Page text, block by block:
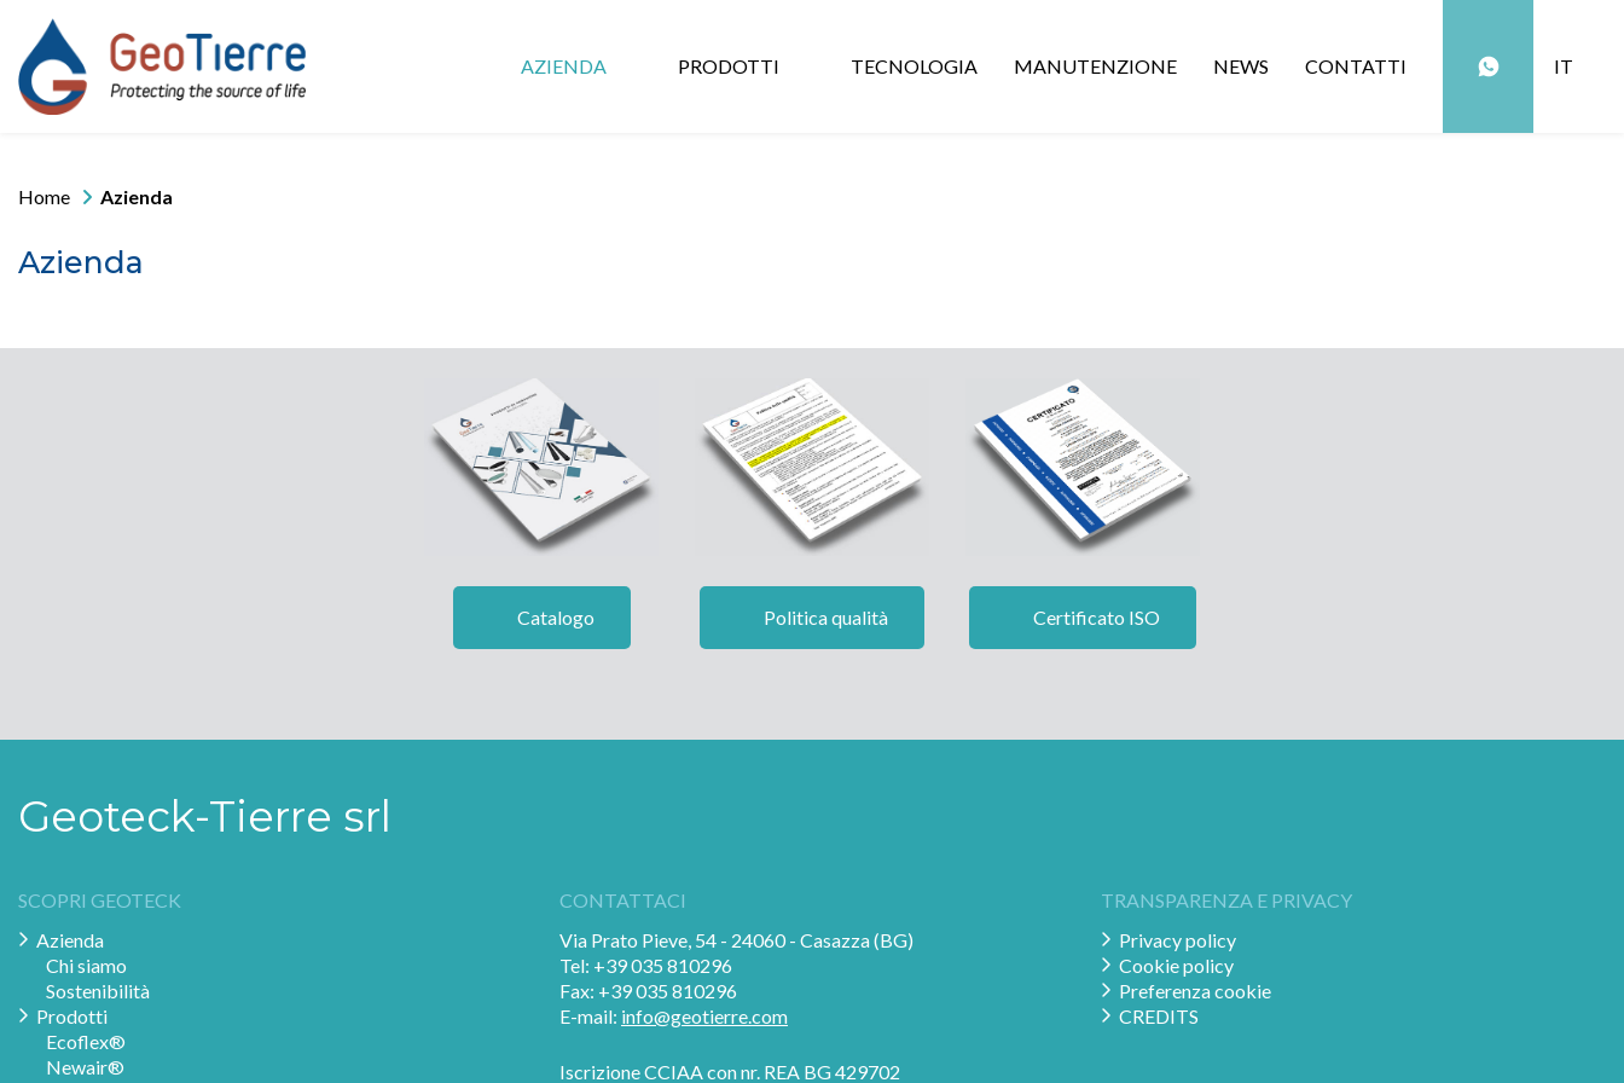
AZIENDA PRODOTTI TECNOLOGIA MANUTENZIONE NEWS CONTATTI IT
Home Azienda
Azienda
Catalogo Politica qualità Certificato ISO
Geoteck-Tierre srl
SCOPRI GEOTECK
Azienda
Chi siamo
Sostenibilità
Prodotti
Ecoflex®
Newair®
CONTATTACI
Via Prato Pieve, 54 - 24060 - Casazza (BG)
Tel: +39 035 810296
Fax: +39 035 810296
E-mail: info@geotierre.com
Iscrizione CCIAA con nr. REA BG 429702
TRANSPARENZA E PRIVACY
Privacy policy
Cookie policy
Preferenza cookie
CREDITS